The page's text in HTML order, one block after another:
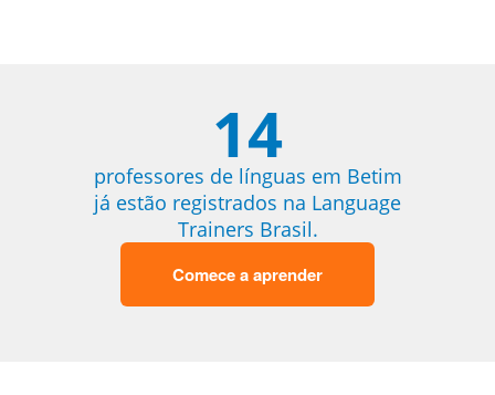
14
professores de línguas em Betim
já estão registrados na Language
Trainers Brasil.
Comece a aprender